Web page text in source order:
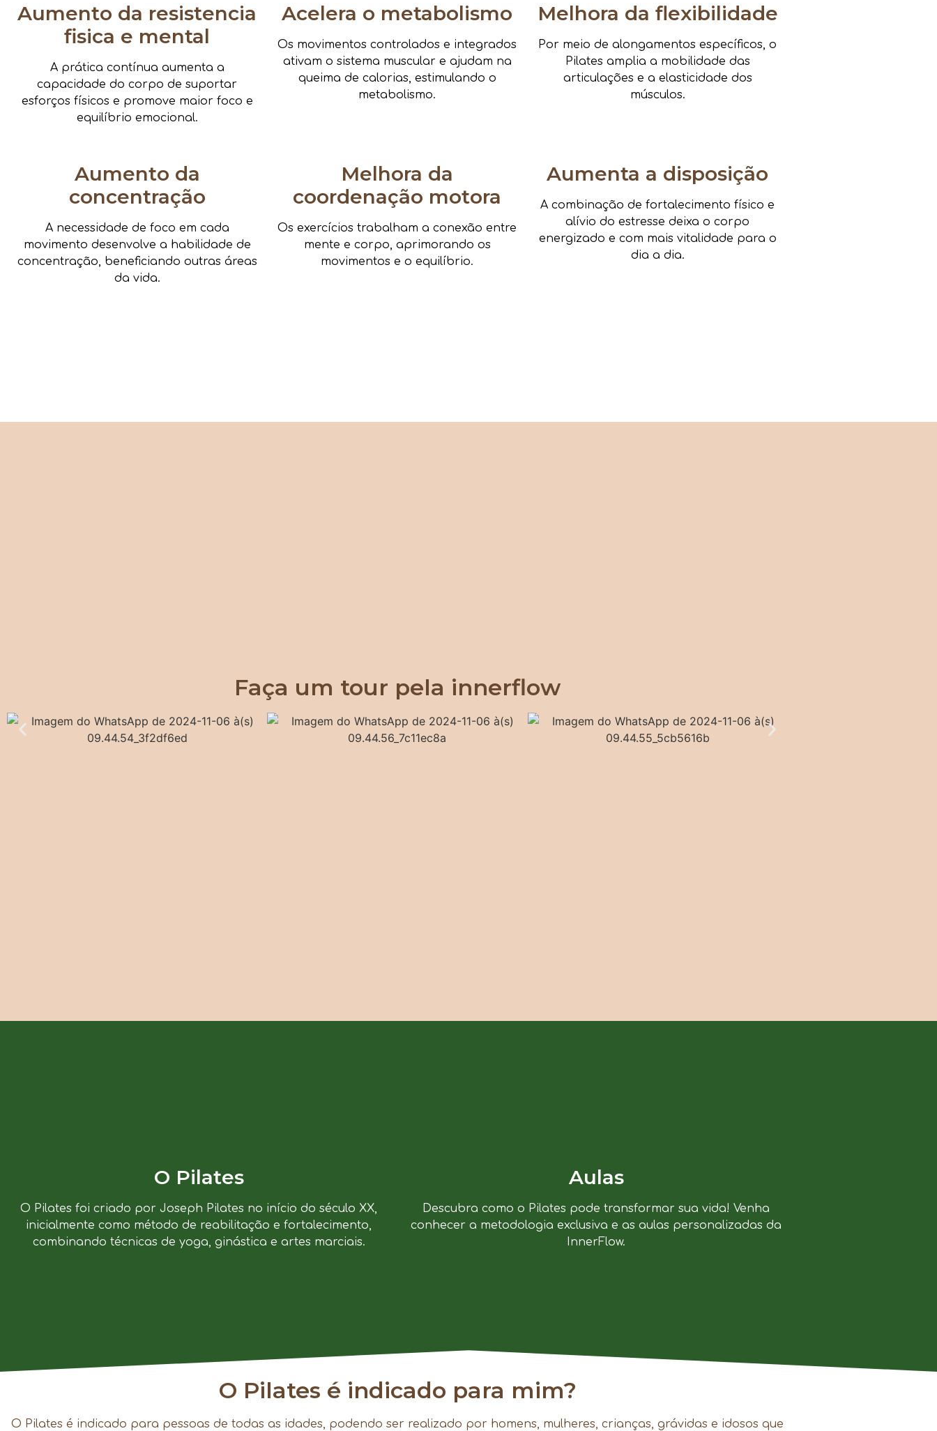
Aumento da resistencia
fisica e mental
A prática contínua aumenta a
capacidade do corpo de suportar
esforços físicos e promove maior foco e
equilíbrio emocional.
Acelera o metabolismo
Os movimentos controlados e integrados
ativam o sistema muscular e ajudam na
queima de calorias, estimulando o
metabolismo.
Melhora da flexibilidade
Por meio de alongamentos específicos, o
Pilates amplia a mobilidade das
articulações e a elasticidade dos
músculos.
Aumento da
concentração
A necessidade de foco em cada
movimento desenvolve a habilidade de
concentração, beneficiando outras áreas
da vida.
Melhora da
coordenação motora
Os exercícios trabalham a conexão entre
mente e corpo, aprimorando os
movimentos e o equilíbrio.
Aumenta a disposição
A combinação de fortalecimento físico e
alívio do estresse deixa o corpo
energizado e com mais vitalidade para o
dia a dia.
Faça um tour pela innerflow
O Pilates
O Pilates foi criado por Joseph Pilates no início do século XX,
inicialmente como método de reabilitação e fortalecimento,
combinando técnicas de yoga, ginástica e artes marciais.
Aulas
Descubra como o Pilates pode transformar sua vida! Venha
conhecer a metodologia exclusiva e as aulas personalizadas da
InnerFlow.
O Pilates é indicado para mim?
O Pilates é indicado para pessoas de todas as idades, podendo ser realizado por homens, mulheres, crianças, grávidas e idosos que